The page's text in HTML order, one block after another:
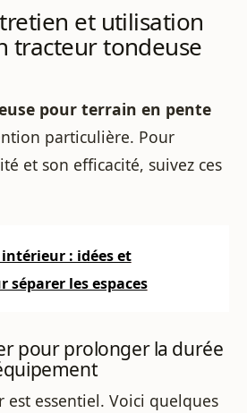
et utilisation
tracteur tondeuse
pour terrain en pente
particulière. Pour
et son efficacité, suivez ces
: idées et
les espaces
pour prolonger la durée
est essentiel. Voici quelques